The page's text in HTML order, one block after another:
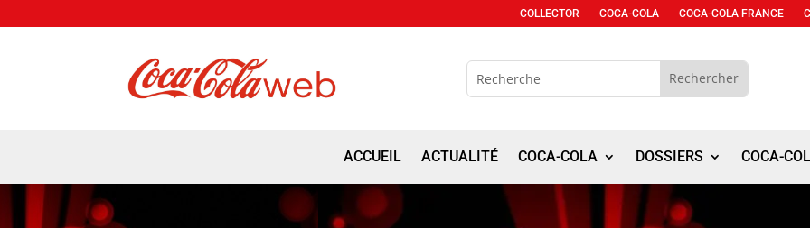
COLLECTOR COCA-COLA COCA-COLA FRANCE
ACCUEIL ACTUALITÉ COCA-COLA DOSSIERS COCA-